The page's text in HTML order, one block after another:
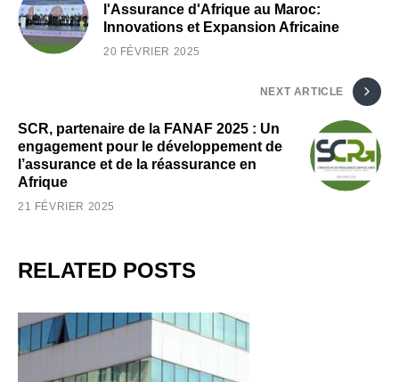
l'Assurance d'Afrique au Maroc:
Innovations et Expansion Africaine
20 FÉVRIER 2025
NEXT ARTICLE
SCR, partenaire de la FANAF 2025 : Un
engagement pour le développement de
l’assurance et de la réassurance en
Afrique
21 FÉVRIER 2025
RELATED POSTS